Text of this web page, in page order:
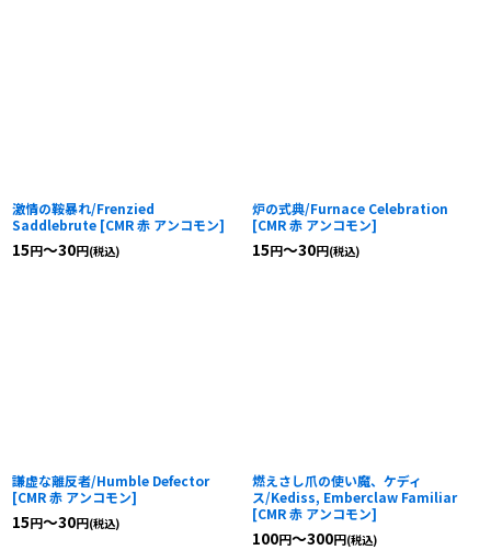
激情の鞍暴れ/Frenzied
Saddlebrute [CMR 赤 アンコモン]
15円～30円(税込)
炉の式典/Furnace Celebration
[CMR 赤 アンコモン]
15円～30円(税込)
謙虚な離反者/Humble Defector
[CMR 赤 アンコモン]
15円～30円(税込)
燃えさし爪の使い魔、ケディ
ス/Kediss, Emberclaw Familiar
[CMR 赤 アンコモン]
100円～300円(税込)